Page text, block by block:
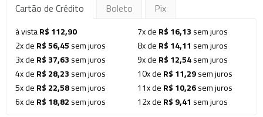
Cartão de Crédito Boleto Pix
à vistaR$ 112,90
2x de R$ 56,45 sem juros
3x de R$ 37,63 sem juros
4x de R$ 28,23 sem juros
5x de R$ 22,58sem juros
6x de R$ 18,82 sem juros
7x de R$ 16,13 sem juros
8x de R$ 14,11 sem juros
9x de R$ 12,54sem juros
10x de R$ 11,29sem juros
11x de R$ 10,26sem juros
12x de R$ 9,41 sem juros